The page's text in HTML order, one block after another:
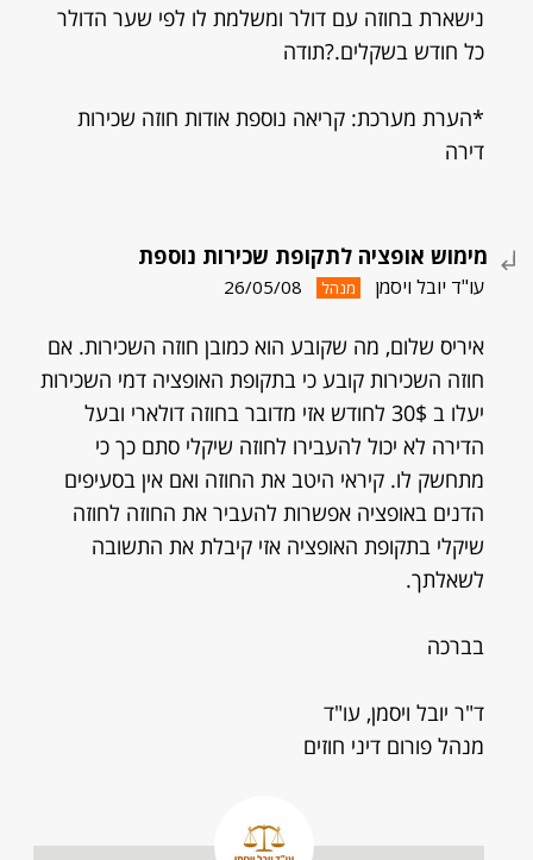
נישארת בחוזה עם דולר ומשלמת לו לפי שער הדולר
כל חודש בשקלים.?תודה
*הערת מערכת: קריאה נוספת אודות חוזה שכירות
דירה
מימוש אופציה לתקופת שכירות נוספת
עו"ד יובל ויסמן מנהל 26/05/08
איריס שלום, מה שקובע הוא כמובן חוזה השכירות. אם
חוזה השכירות קובע כי בתקופת האופציה דמי השכירות
יעלו ב 30$ לחודש אזי מדובר בחוזה דולארי ובעל
הדירה לא יכול להעבירו לחוזה שיקלי סתם כך כי
מתחשק לו. קיראי היטב את החוזה ואם אין בסעיפים
הדנים באופציה אפשרות להעביר את החוזה לחוזה
שיקלי בתקופת האופציה אזי קיבלת את התשובה
לשאלתך.
בברכה
ד"ר יובל ויסמן, עו"ד
מנהל פורום דיני חוזים